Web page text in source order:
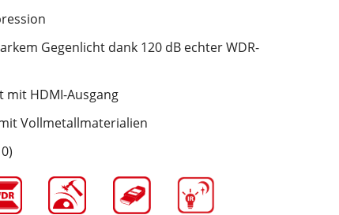
Gegenlicht dank 120 dB echter WDR-
mit HDMI-Ausgang
Vollmetallmaterialien